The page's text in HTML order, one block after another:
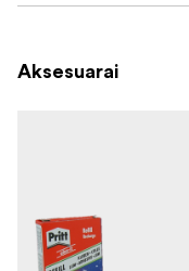
Aksesuarai